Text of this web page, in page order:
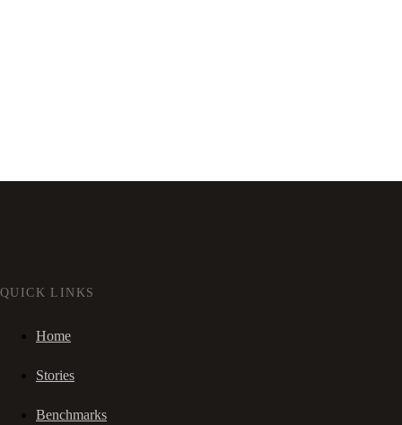
QUICK LINKS
Home
Stories
Benchmarks